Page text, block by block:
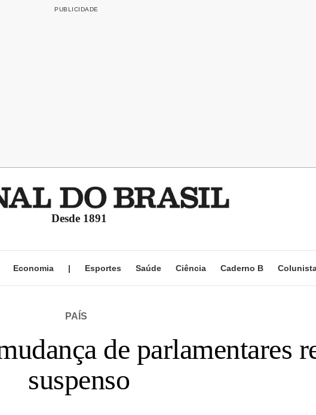
Desde 1891
Economia | Esportes Saúde Ciência Caderno B
PAÍS
de parlamentares
suspenso